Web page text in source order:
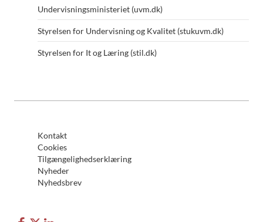
Undervisningsministeriet (uvm.dk)
Styrelsen for Undervisning og Kvalitet (stukuvm.dk)
Styrelsen for It og Læring (stil.dk)
Kontakt
Cookies
Tilgængelighedserklæring
Nyheder
Nyhedsbrev